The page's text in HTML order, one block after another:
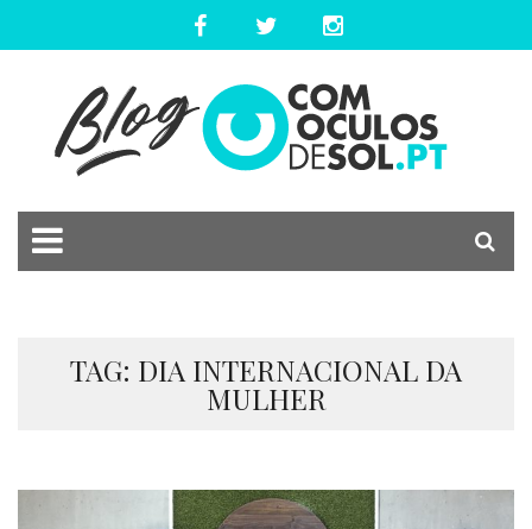
TAG: DIA INTERNACIONAL DA
MULHER